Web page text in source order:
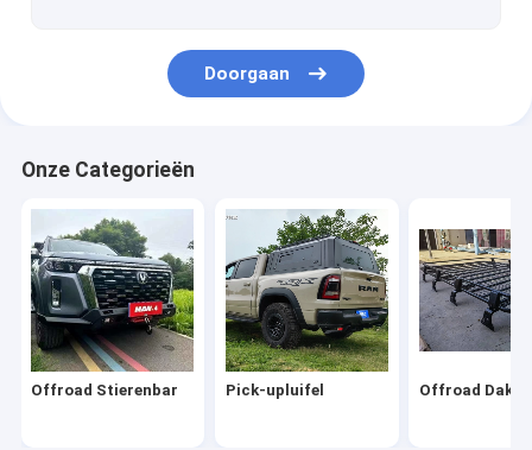
Doorgaan
Onze Categorieën
Offroad Stierenbar Pick-upluifel Offroad